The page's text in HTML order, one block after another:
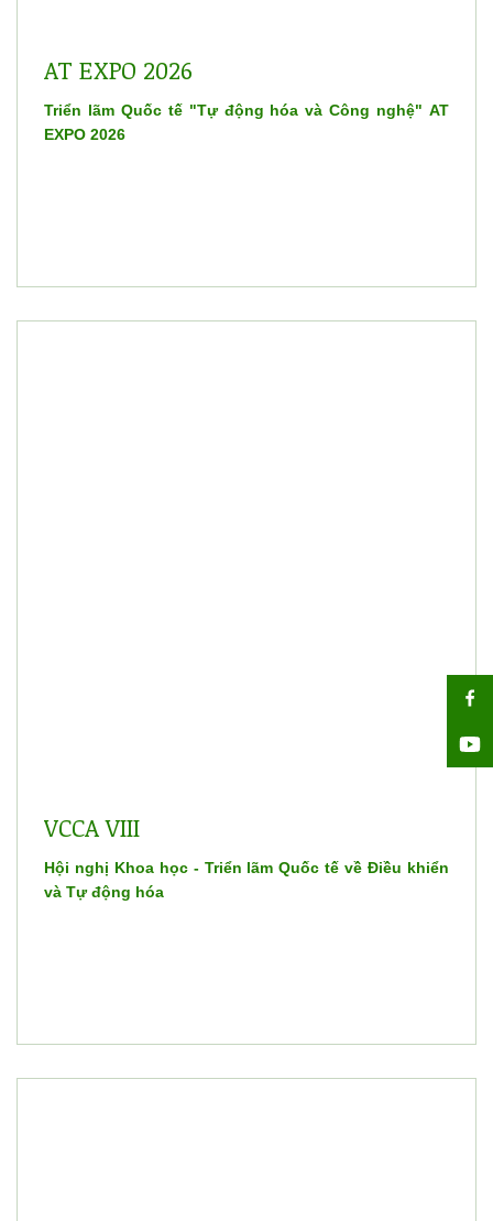
AT EXPO 2026
Triển lãm Quốc tế "Tự động hóa và Công nghệ" AT
EXPO 2026
VCCA VIII
Hội nghị Khoa học - Triển lãm Quốc tế về Điều khiển
và Tự động hóa